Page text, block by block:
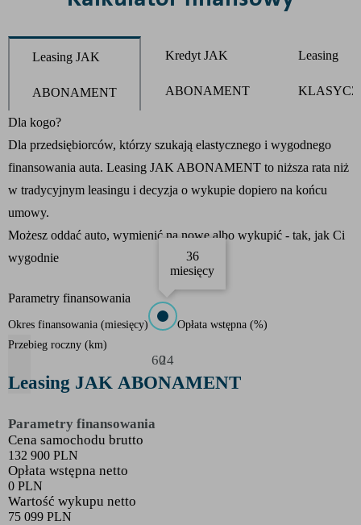
Leasing JAK
ABONAMENT
Kredyt JAK
ABONAMENT
Leasing
Product parameters changed
Dla kogo?
Dla przedsiębiorców, którzy szukają elastycznego i wygodnego
finansowania auta. Leasing JAK ABONAMENT to niższa rata niż
w tradycyjnym leasingu i decyzja o wykupie dopiero na końcu
umowy.
Możesz oddać auto, wymienić na nowe albo wykupić - tak, jak Ci
wygodnie
Parametry finansowania
Okres finansowania (miesięcy)
36
miesięcy
24
60
Opłata wstępna (%)
Przebieg roczny (km)
Leasing JAK ABONAMENT
Parametry finansowania
Cena samochodu brutto
132 900 PLN
Opłata wstępna netto
0 PLN
Wartość wykupu netto
75 099 PLN